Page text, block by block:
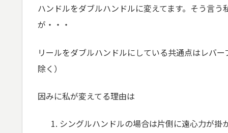
ハンドルをダブルハンドルに変えてます。そう言
が・・・
リールをダブルハンドルにしている共通点はレバ
除く）
因みに私が変えてる理由は
シングルハンドルの場合は片側に遠心力が